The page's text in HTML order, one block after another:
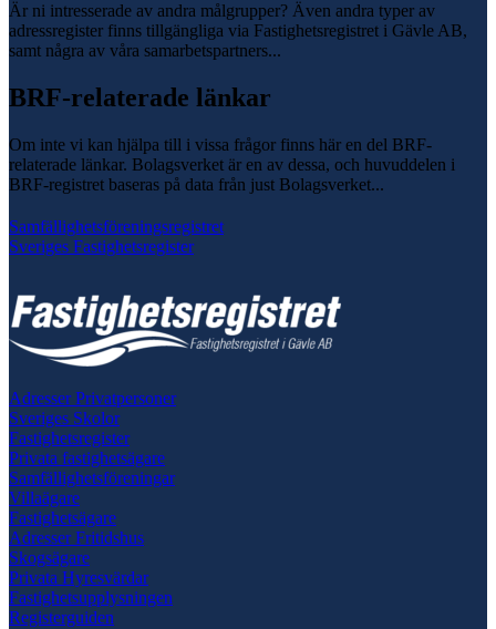
Är ni intresserade av andra målgrupper? Även andra typer av
adressregister finns tillgängliga via Fastighetsregistret i Gävle AB,
samt några av våra samarbetspartners...
BRF-relaterade länkar
Om inte vi kan hjälpa till i vissa frågor finns här en del BRF-
relaterade länkar. Bolagsverket är en av dessa, och huvuddelen i
BRF-registret baseras på data från just Bolagsverket...
Samfällighetsföreningsregistret
Sveriges Fastighetsregister
Adresser Privatpersoner
Sveriges Skolor
Fastighetsregister
Privata fastighetsägare
Samfällighetsföreningar
Villaägare
Fastighetsägare
Adresser Fritidshus
Skogsägare
Privata Hyresvärdar
Fastighetsupplysningen
Registerguiden